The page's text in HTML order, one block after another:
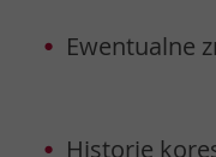
Ewentualne
Historie